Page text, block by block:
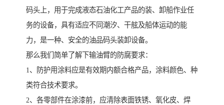
码头上，用于完成液态石油化工产品的装、卸船作业任
务的设备，具有适应不同潮汐、干舷及船体运动的能
力，是一种、安全的油品码头装卸设备。
那么我们简单了解下输油臂的防腐要求：
1、防护用涂料应是有效期内额合格产品，涂料颜色、种
类符合技术要求。
2、各零部件在涂漆前，应清除表面铁锈、氧化皮、焊